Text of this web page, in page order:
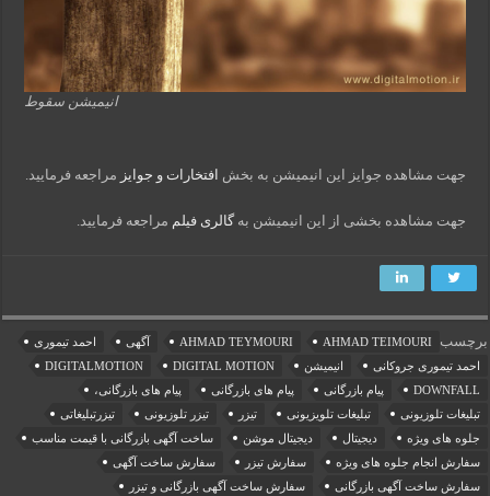
انیمیشن سقوط
جهت مشاهده جوایز این انیمیشن به بخش افتخارات و جوایز مراجعه فرمایید.
جهت مشاهده بخشی از این انیمیشن بهگالری فیلم مراجعه فرمایید.
برچسب AHMAD TEIMOURI
AHMAD TEYMOURI آگهی
احمد تیموری
احمد تیموری جروکانی
انیمیشن DIGITAL MOTION
DIGITALMOTION
DOWNFALL
پیام بازرگانی پیام های بازرگانی
پیام های بازرگانی،
تبلیغات تلوزیونی
تبلیغات تلویزیونی تیزر تیزر تلوزیونی
تیزرتبلیغاتی
جلوه های ویژه
دیجیتال دیجیتال موشن
ساخت آگهی بازرگانی با قیمت مناسب
سفارش انجام جلوه های ویژه
سفارش تیزر
سفارش ساخت آگهی
سفارش ساخت آگهی بازرگانی
سفارش ساخت آگهی بازرگانی و تیزر